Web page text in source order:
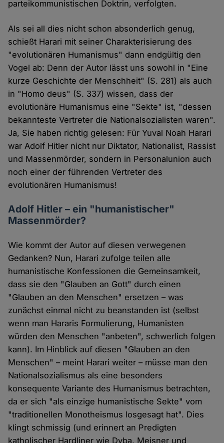
parteikommunistischen Doktrin, verfolgten.
Als sei all dies nicht schon absonderlich genug,
schießt Harari mit seiner Charakterisierung des
"evolutionären Humanismus" dann endgültig den
Vogel ab: Denn der Autor lässt uns sowohl in "Eine
kurze Geschichte der Menschheit" (S. 281) als auch
in "Homo deus" (S. 337) wissen, dass der
evolutionäre Humanismus eine "Sekte" ist, "dessen
bekannteste Vertreter die Nationalsozialisten waren".
Ja, Sie haben richtig gelesen: Für Yuval Noah Harari
war Adolf Hitler nicht nur Diktator, Nationalist, Rassist
und Massenmörder, sondern in Personalunion auch
noch einer der führenden Vertreter des
evolutionären Humanismus!
Adolf Hitler – ein "humanistischer"
Massenmörder?
Wie kommt der Autor auf diesen verwegenen
Gedanken? Nun, Harari zufolge teilen alle
humanistische Konfessionen die Gemeinsamkeit,
dass sie den "Glauben an Gott" durch einen
"Glauben an den Menschen" ersetzen – was
zunächst einmal nicht zu beanstanden ist (selbst
wenn man Hararis Formulierung, Humanisten
würden den Menschen "anbeten", schwerlich folgen
kann). Im Hinblick auf diesen "Glauben an den
Menschen" – meint Harari weiter – müsse man den
Nationalsozialismus als eine besonders
konsequente Variante des Humanismus betrachten,
da er sich "als einzige humanistische Sekte" vom
"traditionellen Monotheismus losgesagt hat". Dies
klingt schmissig (und erinnert an Predigten
katholischer Hardliner wie Dyba, Meisner und